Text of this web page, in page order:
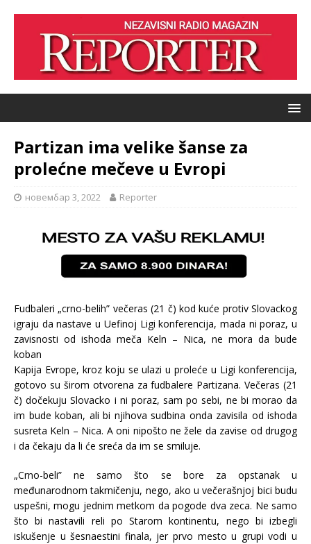
Partizan ima velike šanse za
prolećne mečeve u Evropi
новембар 3, 2022 Reporter
Fudbaleri „crno-belih” večeras (21 č) kod kuće protiv Slovackog
igraju da nastave u Uefinoj Ligi konferencija, mada ni poraz, u
zavisnosti od ishoda meča Keln – Nica, ne mora da bude
koban
Kapija Evrope, kroz koju se ulazi u proleće u Ligi konferencija,
gotovo su širom otvorena za fudbalere Partizana. Večeras (21
č) dočekuju Slovacko i ni poraz, sam po sebi, ne bi morao da
im bude koban, ali bi njihova sudbina onda zavisila od ishoda
susreta Keln – Nica. A oni nipošto ne žele da zavise od drugog
i da čekaju da li će sreća da im se smiluje.
„Crno-beli” ne samo što se bore za opstanak u
međunarodnom takmičenju, nego, ako u večerašnjoj bici budu
uspešni, mogu jednim metkom da pogode dva zeca. Ne samo
što bi nastavili reli po Starom kontinentu, nego bi izbegli
iskušenje u šesnaestini finala, jer prvo mesto u grupi vodi u